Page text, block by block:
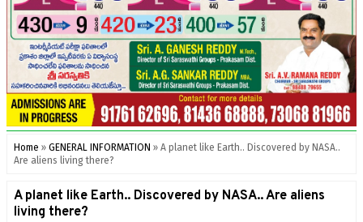
Home » GENERAL INFORMATION » A planet like Earth.. Discovered by NASA..
Are aliens living there?
A planet like Earth.. Discovered by NASA.. Are aliens
living there?